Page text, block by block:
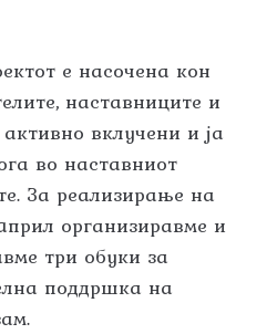
е насочена кон
наставниците и
вклучени и ја
во наставниот
За реализирање на
организиравме и
три обуки за
поддршка на